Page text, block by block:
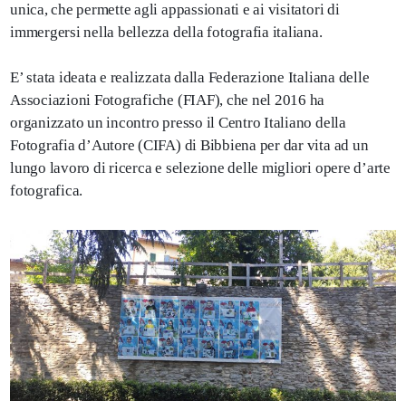
unica, che permette agli appassionati e ai visitatori di
immergersi nella bellezza della fotografia italiana.
E’ stata ideata e realizzata dalla Federazione Italiana delle
Associazioni Fotografiche (FIAF), che nel 2016 ha
organizzato un incontro presso il Centro Italiano della
Fotografia d’Autore (CIFA) di Bibbiena per dar vita ad un
lungo lavoro di ricerca e selezione delle migliori opere d’arte
fotografica.